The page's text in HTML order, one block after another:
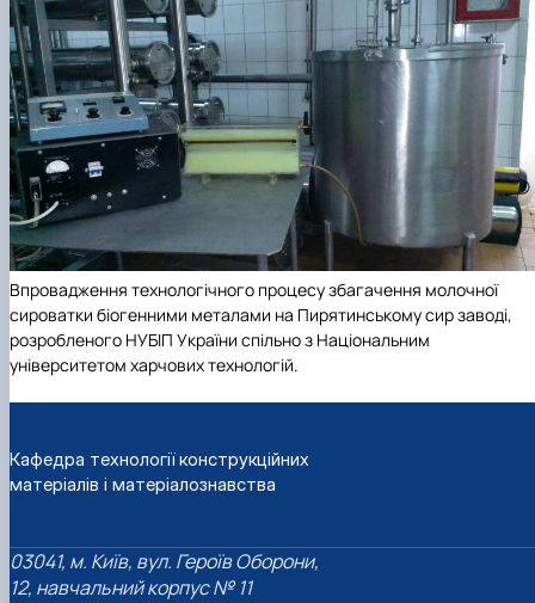
Впровадження технологічного процесу збагачення молочної
сироватки біогенними металами на Пирятинському сир заводі,
розробленого НУБІП України спільно з Національним
університетом харчових технологій.
Кафедра технології конструкційних
матеріалів і матеріалознавства
03041, м. Київ, вул. Героїв Оборони,
12, навчальний корпус № 11